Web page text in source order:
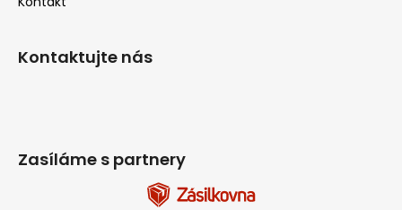
Kontaktujte nás
Zasíláme s partnery